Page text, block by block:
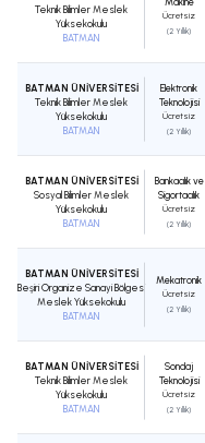
Teknik Bilimler Meslek
Yüksekokulu
BATMAN
Ücretsiz
(2 Yıllık)
BATMAN ÜNİVERSİTESİ
Teknik Bilimler Meslek
Yüksekokulu
BATMAN
Elektronik
Teknolojisi
Ücretsiz
(2 Yıllık)
BATMAN ÜNİVERSİTESİ
Sosyal Bilimler Meslek
Yüksekokulu
BATMAN
Bankacılık ve
Sigortacılık
Ücretsiz
(2 Yıllık)
BATMAN ÜNİVERSİTESİ
Beşiri Organize Sanayi Bölgesi
Meslek Yüksekokulu
BATMAN
Mekatronik
Ücretsiz
(2 Yıllık)
BATMAN ÜNİVERSİTESİ
Teknik Bilimler Meslek
Yüksekokulu
BATMAN
Sondaj
Teknolojisi
Ücretsiz
(2 Yıllık)